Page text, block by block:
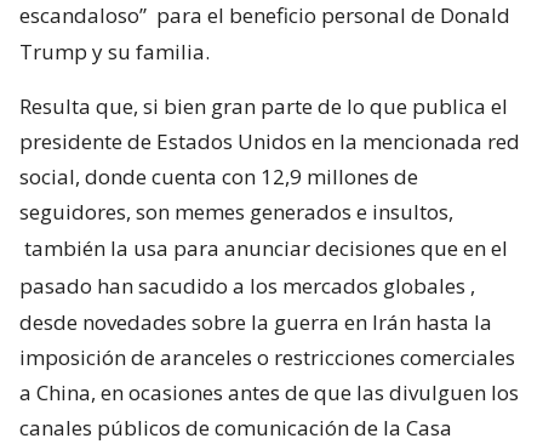
escandaloso” para el beneficio personal de Donald
Trump y su familia.
Resulta que, si bien gran parte de lo que publica el
presidente de Estados Unidos en la mencionada red
social, donde cuenta con 12,9 millones de
seguidores, son memes generados e insultos,
también la usa para anunciar decisiones que en el
pasado han sacudido a los mercados globales ,
desde novedades sobre la guerra en Irán hasta la
imposición de aranceles o restricciones comerciales
a China, en ocasiones antes de que las divulguen los
canales públicos de comunicación de la Casa